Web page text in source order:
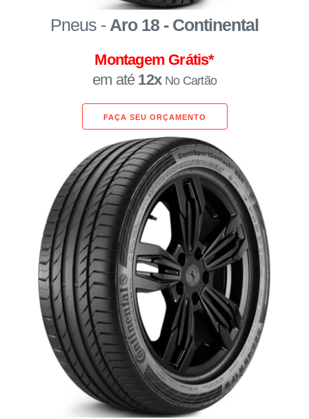
Pneus - Aro 18 - Continental
Montagem Grátis*
em até 12x No Cartão
FAÇA SEU ORÇAMENTO